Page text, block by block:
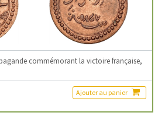
commémorant la victoire française,
Ajouter au panier